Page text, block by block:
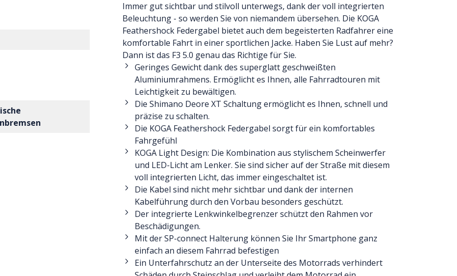
Immer gut sichtbar und stilvoll unterwegs, dank der voll integrierten
Beleuchtung - so werden Sie von niemandem übersehen. Die KOGA
Feathershock Federgabel bietet auch dem begeisterten Radfahrer eine
komfortable Fahrt in einer sportlichen Jacke. Haben Sie Lust auf mehr?
Dann ist das F3 5.0 genau das Richtige für Sie.
Geringes Gewicht dank des superglatt geschweißten
Aluminiumrahmens. Ermöglicht es Ihnen, alle Fahrradtouren mit
Leichtigkeit zu bewältigen.
Die Shimano Deore XT Schaltung ermöglicht es Ihnen, schnell und
präzise zu schalten.
Die KOGA Feathershock Federgabel sorgt für ein komfortables
Fahrgefühl
KOGA Light Design: Die Kombination aus stylischem Scheinwerfer
und LED-Licht am Lenker. Sie sind sicher auf der Straße mit diesem
voll integrierten Licht, das immer eingeschaltet ist.
Die Kabel sind nicht mehr sichtbar und dank der internen
Kabelführung durch den Vorbau besonders geschützt.
Der integrierte Lenkwinkelbegrenzer schützt den Rahmen vor
Beschädigungen.
Mit der SP-connect Halterung können Sie Ihr Smartphone ganz
einfach an diesem Fahrrad befestigen
Ein Unterfahrschutz an der Unterseite des Motorrads verhindert